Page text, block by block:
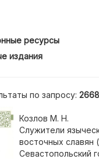
ресурсы
издания
по запросу:
Козлов М. Н.
Служители
восточных славян
Севастопольский